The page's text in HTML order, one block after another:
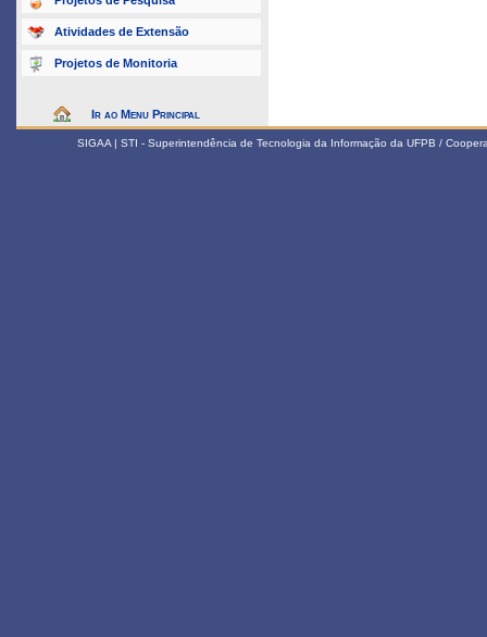
Atividades de Extensão
Projetos de Monitoria
Ir ao Menu Principal
SIGAA | STI - Superintendência de Tecnologia da Informação da UFPB /